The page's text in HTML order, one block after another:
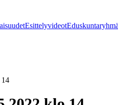
Esittelyvideot
14